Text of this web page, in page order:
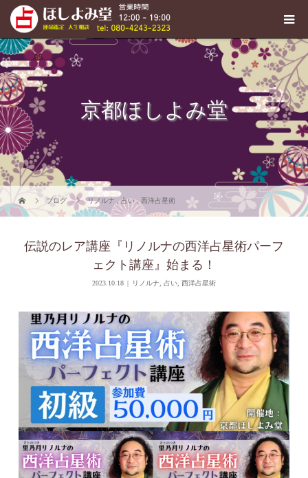
京都ほしよみ堂
ブログ リノルナ ,占い ,西洋占星術
伝説のレア講座『リノルナの西洋占星術パーフ
ェクト講座』始まる！
2023.10.18 リノルナ, 占い, 西洋占星術